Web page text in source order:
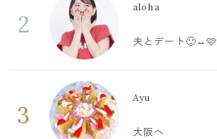
2
aloha
夫とデート🙂‍↔️🩷
3
Ayu
大阪へ